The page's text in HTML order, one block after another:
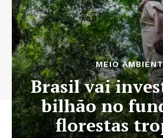
MEIO
Brasil vai
bilhão no
florestas